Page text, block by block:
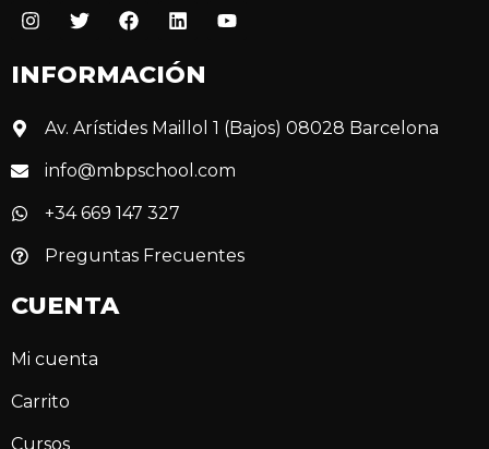
INFORMACIÓN
Av. Arístides Maillol 1 (Bajos) 08028 Barcelona
info@mbpschool.com
+34 669 147 327
Preguntas Frecuentes
CUENTA
Mi cuenta
Carrito
Cursos